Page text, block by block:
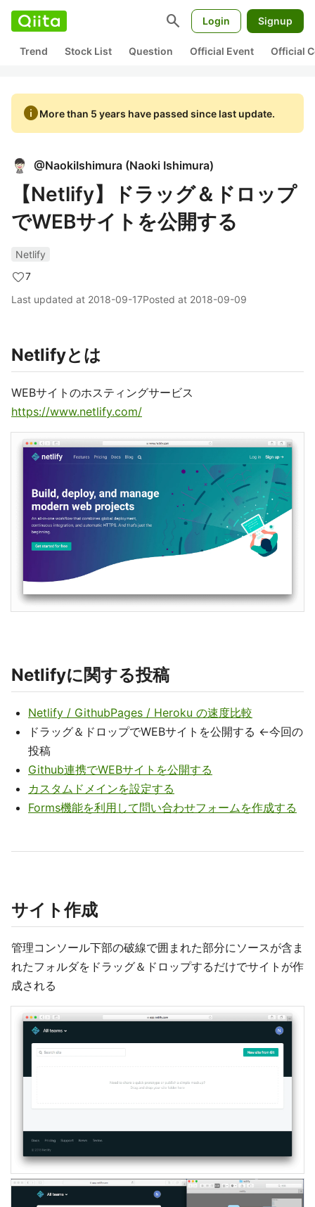
search Login Signup
Trend Stock List Question Official Event Official
infoMore than 5 years have passed since last update.
@NaokiIshimura (Naoki Ishimura)
【Netlify】ドラッグ＆ドロップ
でWEBサイトを公開する
Netlify
7
Last updated at 2018-09-17Posted at 2018-09-09
Netlifyとは
WEBサイトのホスティングサービス
https://www.netlify.com/
Netlifyに関する投稿
Netlify / GithubPages / Heroku の速度比較
ドラッグ＆ドロップでWEBサイトを公開する ←今回の
投稿
Github連携でWEBサイトを公開する
カスタムドメインを設定する
Forms機能を利用して問い合わせフォームを作成する
サイト作成
管理コンソール下部の破線で囲まれた部分にソースが含ま
れたフォルダをドラッグ＆ドロップするだけでサイトが作
成される